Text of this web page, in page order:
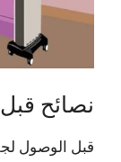
نصائح قبل
قبل الوصول